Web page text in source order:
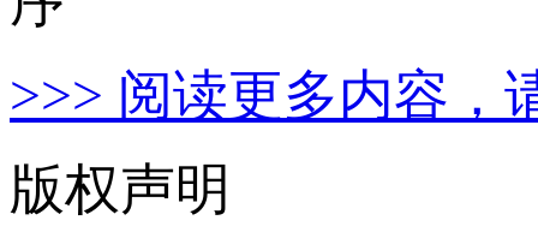
>>> 阅读更多内容，
版权声明